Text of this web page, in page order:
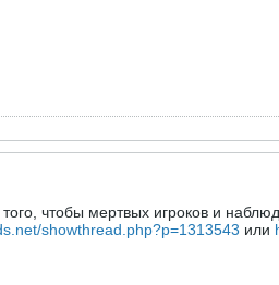
чтобы мертвых игроков и
showthread.php?p=1313543 или